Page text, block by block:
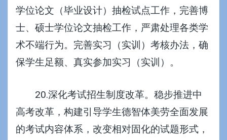
学位论文（毕业设计）抽检试点工作，完善博
士、硕士学位论文抽检工作，严肃处理各类学
术不端行为。完善实习（实训）考核办法，确
保学生足额、真实参加实习（实训）。
20.深化考试招生制度改革。稳步推进中
高考改革，构建引导学生德智体美劳全面发展
的考试内容体系，改变相对固化的试题形式，